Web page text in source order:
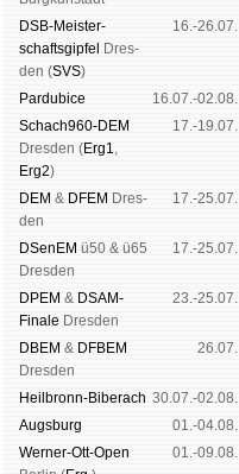
DSB-Meister­
schafts­gipfel
Dres­
den (SVS)
16.-26.07.
Pardu­bice
16.07.-02.08.
Schach960-DEM
Dres­den (Erg1,
Erg2)
17.-19.07.
DEM & DFEM Dres­
den
17.-25.07.
DSenEM ü50 & ü65
Dres­den
17.-25.07.
DPEM & DSAM-
Finale Dres­den
23.-25.07.
DBEM & DFBEM
Dres­den
26.07.
Heil­bronn-Bi­ber­ach 30.07.-02.08.
Augs­burg
01.-04.08.
Werner-Ott-Open
01.-09.08.